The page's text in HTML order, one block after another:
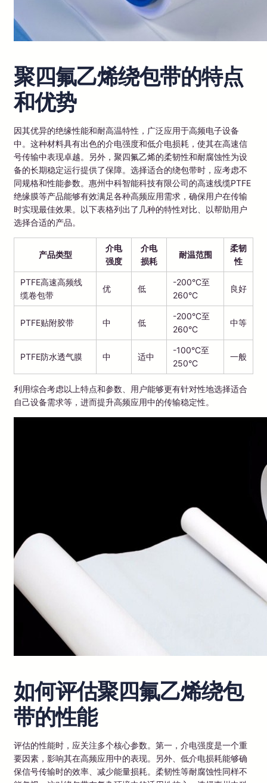
聚四氟乙烯绕包带的特点
和优势
因其优异的绝缘性能和耐高温特性，广泛应用于高频电子设备
中。这种材料具有出色的介电强度和低介电损耗，使其在高速信
号传输中表现卓越。另外，聚四氟乙烯的柔韧性和耐腐蚀性为设
备的长期稳定运行提供了保障。选择适合的绕包带时，应考虑不
同规格和性能参数。惠州中科智能科技有限公司的高速线缆PTFE
绝缘膜等产品能够有效满足各种高频应用需求，确保用户在传输
时实现最佳效果。以下表格列出了几种的特性对比、以帮助用户
选择合适的产品。
产品类型
介电
强度
介电
损耗
耐温范围
柔韧
性
PTFE高速高频线
缆卷包带
优 低
-200°C至
260°C
良好
PTFE贴附胶带 中 低
-200°C至
260°C
中等
PTFE防水透气膜 中 适中
-100°C至
250°C
一般
利用综合考虑以上特点和参数、用户能够更有针对性地选择适合
自己设备需求等，进而提升高频应用中的传输稳定性。
如何评估聚四氟乙烯绕包
带的性能
评估的性能时，应关注多个核心参数。第一，介电强度是一个重
要因素，影响其在高频应用中的表现。另外、低介电损耗能够确
保信号传输时的效率、减少能量损耗。柔韧性等耐腐蚀性同样不